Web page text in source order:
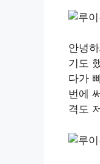
안녕
기도
다가
번에
격도